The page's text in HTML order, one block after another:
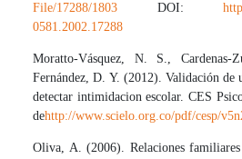
File/17288/1803 DOI:
0581.2002.17288
Moratto-Vásquez, N. S.,
Fernández, D. Y. (2012). Validación de
detectar intimidacion escolar. CES
dehttp://www.scielo.org.co/pdf/cesp/
Oliva, A. (2006). Relaciones